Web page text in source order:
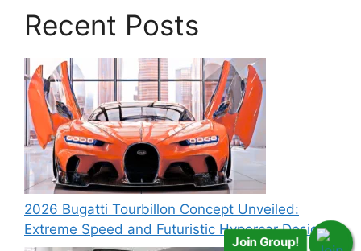
Recent Posts
2026 Bugatti Tourbillon Concept Unveiled:
Extreme Speed and Futuristic Hypercar Design
Join Group!